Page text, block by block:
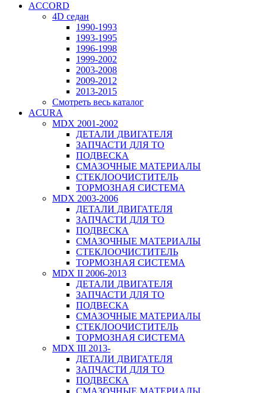
ACCORD
4D седан
1990-1993
1993-1995
1996-1998
1999-2002
2003-2008
2009-2012
2013-2015
Смотреть весь каталог
ACURA
MDX 2001-2002
ДЕТАЛИ ДВИГАТЕЛЯ
ЗАПЧАСТИ ДЛЯ ТО
ПОДВЕСКА
СМАЗОЧНЫЕ МАТЕРИАЛЫ
СТЕКЛООЧИСТИТЕЛЬ
ТОРМОЗНАЯ СИСТЕМА
MDX 2003-2006
ДЕТАЛИ ДВИГАТЕЛЯ
ЗАПЧАСТИ ДЛЯ ТО
ПОДВЕСКА
СМАЗОЧНЫЕ МАТЕРИАЛЫ
СТЕКЛООЧИСТИТЕЛЬ
ТОРМОЗНАЯ СИСТЕМА
MDX II 2006-2013
ДЕТАЛИ ДВИГАТЕЛЯ
ЗАПЧАСТИ ДЛЯ ТО
ПОДВЕСКА
СМАЗОЧНЫЕ МАТЕРИАЛЫ
СТЕКЛООЧИСТИТЕЛЬ
ТОРМОЗНАЯ СИСТЕМА
MDX III 2013-
ДЕТАЛИ ДВИГАТЕЛЯ
ЗАПЧАСТИ ДЛЯ ТО
ПОДВЕСКА
СМАЗОЧНЫЕ МАТЕРИАЛЫ